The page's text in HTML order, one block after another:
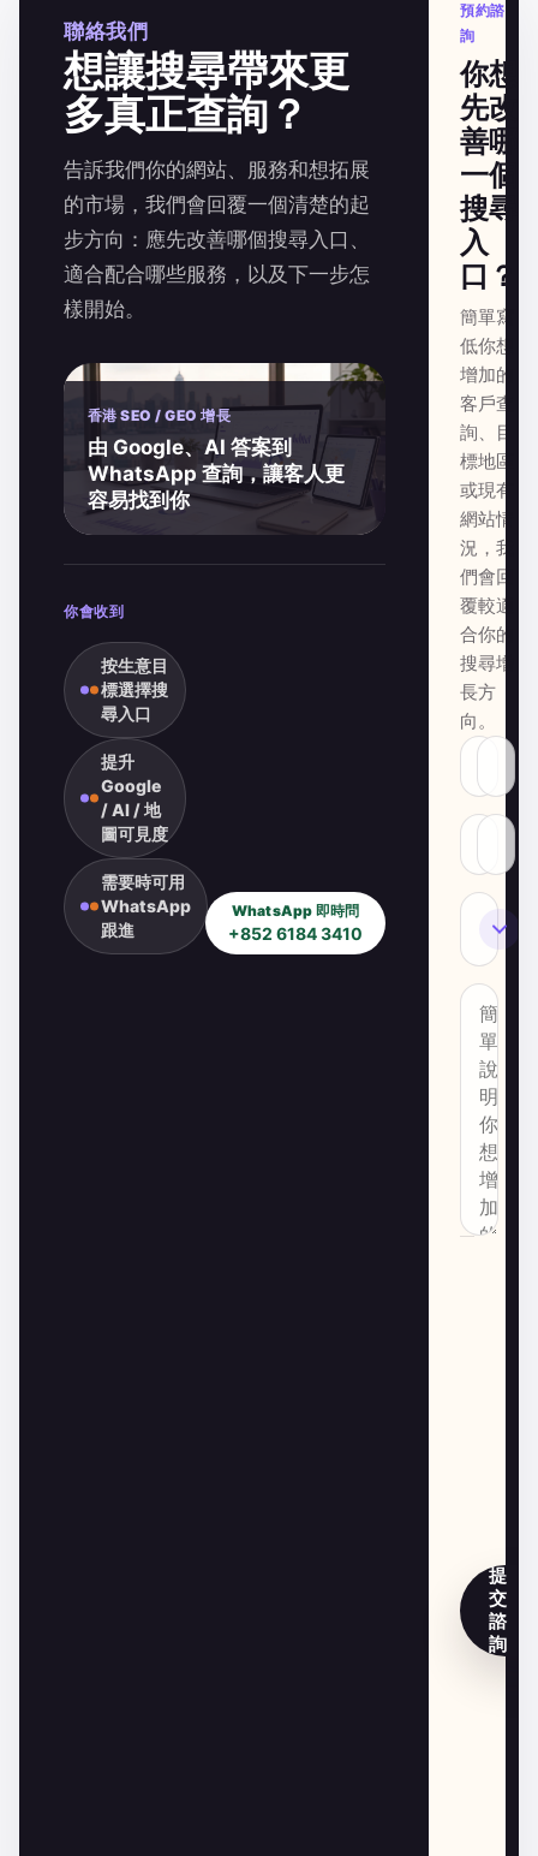
聯絡我們
想讓搜尋帶來更
多真正查詢？
告訴我們你的網站、服務和想拓展
的市場，我們會回覆一個清楚的起
步方向：應先改善哪個搜尋入口、
適合配合哪些服務，以及下一步怎
樣開始。
香港 SEO / GEO 增長
由 Google、AI 答案到
WhatsApp 查詢，讓客人更
容易找到你
你會收到
按生意目
標選擇搜
尋入口
提升
Google
/ AI / 地
圖可見度
需要時可用
WhatsApp
跟進
WhatsApp 即時問
+852 6184 3410
預約諮
詢
你想
先改
善哪
一個
搜尋
入
口？
簡單寫
低你想
增加的
客戶查
詢、目
標地區
或現有
網站情
況，我
們會回
覆較適
合你的
搜尋增
長方
向。
SEO
提
交
諮
詢